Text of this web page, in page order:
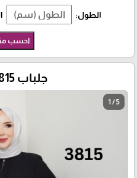
الطول:
احسب
جلباب 3815 اسود
1 / 5